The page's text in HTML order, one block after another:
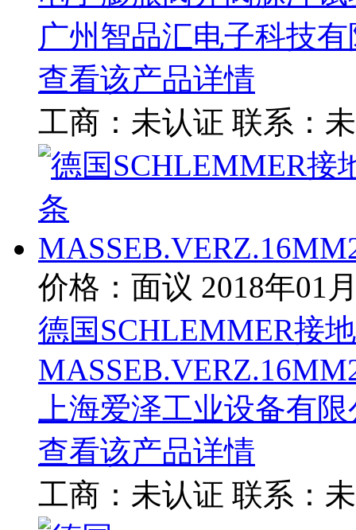
广州智品汇电子科技
查看该产品详情
工商： 未认证 联系：
价格：面议 2018年01
德国SCHLEMMER接
上海爱泽工业设备有
查看该产品详情
工商： 未认证 联系：